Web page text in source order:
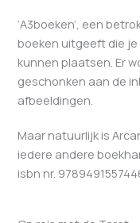
‘A3boeken’, een
boeken uitgeeft die je
kunnen plaatsen. Er
geschonken aan de
afbeeldingen.
Maar natuurlijk is
iedere andere
isbn nr.